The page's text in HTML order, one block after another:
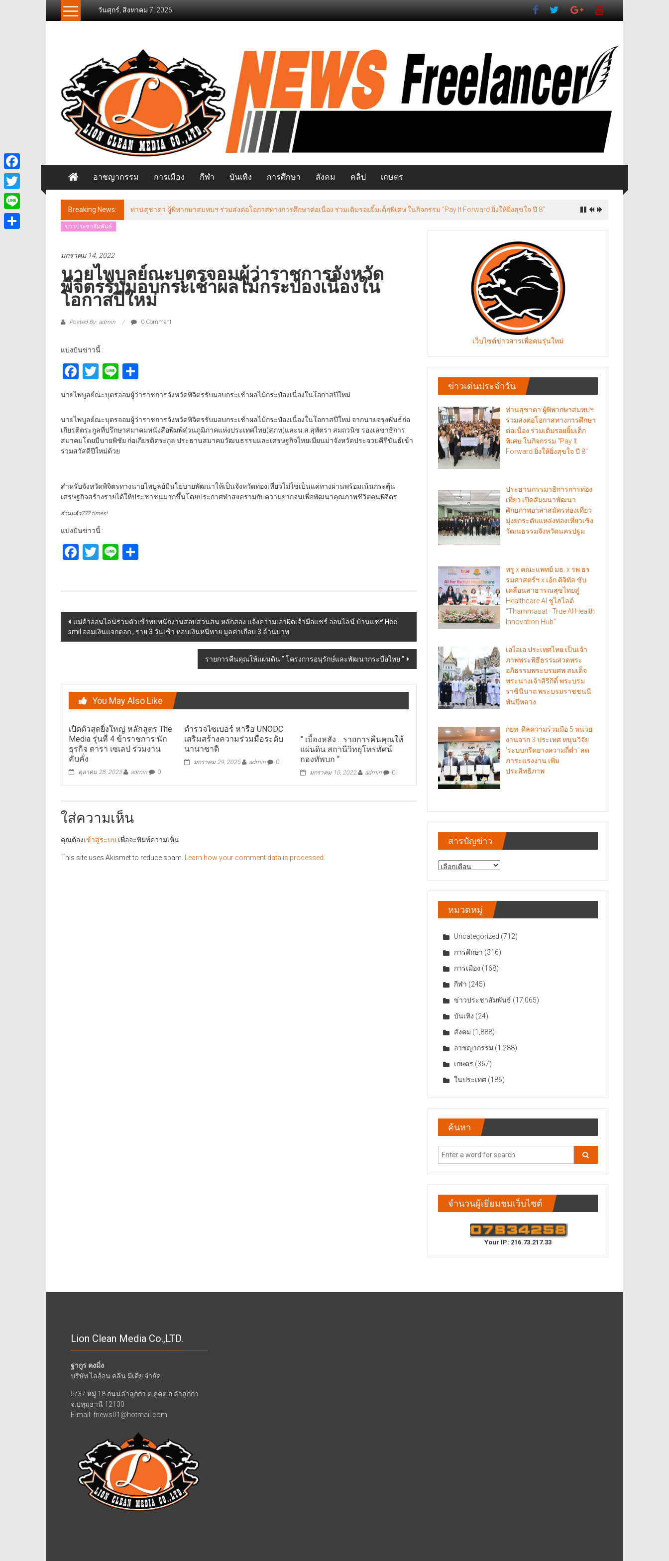
วันศุกร์, สิงหาคม 7, 2026
Freelancer
วส์
ฟรี
แลน
เซอร์
อาชญากรรม การเมือง กีฬา บันเทิง การศึกษา สังคม คลิป เกษตร
Breaking News: ท่านสุชาดา ผู้พิพากษาสมทบฯ ร่วมส่งต่อโอกาสทางการศึกษาต่อเนื่อง ร่วมเติมรอยยิ้มเด็กพิเศษ ในกิจกรรม “Pay It Forward ยิ่งให้ยิ่งสุขใจ ปี 8”
ข่าวประชาสัมพันธ์
มกราคม 14, 2022
นายไพบูลย์ณะบุตรจอมผู้ว่าราชการจังหวัด
พิจิตรรับมอบกระเช้าผลไม้กระป๋องเนื่องใน
โอกาสปีใหม่
Posted By: admin 0 Comment
แบ่งปันข่าวนี้ :
Facebook
Twitter
Line
นายไพบูลย์ณะบุตรจอมผู้ว่าราชการจังหวัดพิจิตรรับมอบกระเช้าผลไม้กระป๋องเนื่องในโอกาสปีใหม่
นายไพบูลย์ณะบุตรจอมผู้ว่าราชการจังหวัดพิจิตรรับมอบกระเช้าผลไม้กระป๋องเนื่องในโอกาสปีใหม่ จากนายจรุงพันธ์ก่อ
เกียรติตระกูลที่ปรึกษาสมาคมหนังสือพิมพ์ส่วนภูมิภาคแห่งประเทศไทย(สภท)และน.ส.สุพัตรา สมถวนิช รองเลขาธิการ
สมาคมโดยมีนายพิชัย ก่อเกียรติตระกูล ประธานสมาคมวัฒนธรรมและเศรษฐกิจไทยเมียนม่าจังหวัดประจวบคีรีขันธ์เข้า
ร่วมสวัสดีปีใหม่ด้วย
สำหรับจังหวัดพิจิตรทางนายไพบูลย์มีนโยบายพัฒนาให้เป็นจังหวัดท่องเที่ยวไม่ใช่เป็นแค่ทางผ่านพร้อมเน้นกระตุ้น
เศรษฐกิจสร้างรายได้ให้ประชาชนมากขึ้นโดยประกาศทำสงครามกับความยากจนเพื่อพัฒนาคุณภาพชีวิตคนพิจิตร
อ่านแล้ว732 times!
แบ่งปันข่าวนี้ :
Facebook
Twitter
Line
Post
navigation
แม่ค้าออนไลน่รวมตัวเข้าพบพนักงานสอบสวนสน.หลักสอง แจ้งความเอาผิดเจ้ามือแชร์ ออนไลน์ บ้านแชร่ Hee
smil ออมเงินแจกดอก , ราย 3 วันเช้า หอบเงินหนีหาย มูลค่าเกือบ 3 ล้านบาท
รายการคืนคุณให้แผ่นดิน ” โครงการอนุรักษ์และพัฒนากระบือไทย “
You May Also Like
เปิดตัวสุดยิ่งใหญ่ หลักสูตร The
Media รุ่นที่ 4 ข้าราชการ นัก
ธุรกิจ ดารา เซเลป ร่วมงาน
คับคั่ง
ตุลาคม 28, 2023 admin 0
ตำรวจไซเบอร์ หารือ UNODC
เสริมสร้างความร่วมมือระดับ
นานาชาติ
มกราคม 29, 2025 admin 0
” เบื้องหลัง …รายการคืนคุณให้
แผ่นดิน สถานีวิทยุโทรทัศน์
กองทัพบก “
มกราคม 10, 2022 admin 0
ใส่ความเห็น
คุณต้องเข้าสู่ระบบ เพื่อจะพิมพ์ความเห็น
This site uses Akismet to reduce spam. Learn how your comment data is processed.
เว็บไซต์ข่าวสารเพื่อคนรุ่นใหม่
ข่าวเด่นประจำวัน
ท่านสุชาดา ผู้พิพากษาสมทบฯ
ร่วมส่งต่อโอกาสทางการศึกษา
ต่อเนื่อง ร่วมเติมรอยยิ้มเด็ก
พิเศษ ในกิจกรรม “Pay It
Forward ยิ่งให้ยิ่งสุขใจ ปี 8”
ประธานกรรมาธิการการท่อง
เที่ยว เปิดสัมมนาพัฒนา
ศักยภาพอาสาสมัครท่องเที่ยว
มุ่งยกระดับแหล่งท่องเที่ยวเชิง
วัฒนธรรมจังหวัดนครปฐม
ทรู x คณะแพทย์ มธ. x รพ.ธร
รมศาสตร์ฯ x เอ้ก ดิจิทัล ขับ
เคลื่อนสาธารณสุขไทยสู่
Healthcare AI ชูไฮไลต์
“Thammasat–True AI Health
Innovation Hub”
เอไอเอ ประเทศไทย เป็นเจ้า
ภาพพระพิธีธรรมสวดพระ
อภิธรรมพระบรมศพ สมเด็จ
พระนางเจ้าสิริกิติ์ พระบรม
ราชินีนาถ พระบรมราชชนนี
พันปีหลวง
กยท. ดีลความร่วมมือ 5 หน่วย
งานจาก 3 ประเทศ หนุนวิจัย
‘ระบบกรีดยางความถี่ต่ำ’ ลด
ภาระแรงงาน เพิ่ม
ประสิทธิภาพ
สารบัญข่าว
สารบัญ
หมวดหมู่
Uncategorized (712)
การศึกษา (316)
การเมือง (168)
กีฬา (245)
ข่าวประชาสัมพันธ์ (17,065)
บันเทิง (24)
สังคม (1,888)
อาชญากรรม (1,288)
เกษตร (367)
ในประเทศ (186)
ค้นหา
จำนวนผู้เยี่ยมชมเว็บไซต์
Your IP: 216.73.217.33
Lion Clean Media Co.,LTD.
ฐากูร คงมิ่ง
บริษัท ไลอ้อน คลีน มีเดีย จำกัด
5/37 หมู่ 18 ถนนลำลูกกา ต.คูคต อ.ลำลูกกา
จ.ปทุมธานี 12130
E-mail: fnews01@hotmail.com
Facebook
Twitter
Line